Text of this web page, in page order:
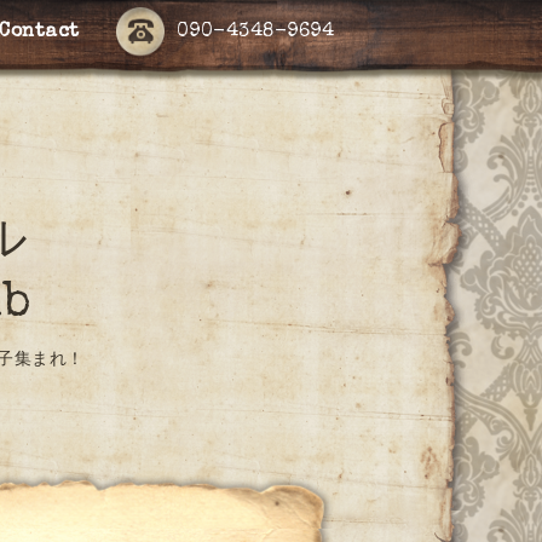
090-4348-9694
Contact
集まれ！